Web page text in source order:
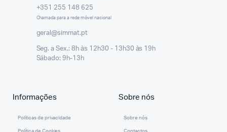
+351 255 148 625
Chamada para a rede móvel nacional
geral@simmat.pt
Seg. a Sex.: 8h às 12h30 - 13h30 às 19h
Sábado: 9h-13h
Informações
Políticas de privacidade
Sobre nós
Sobre nós